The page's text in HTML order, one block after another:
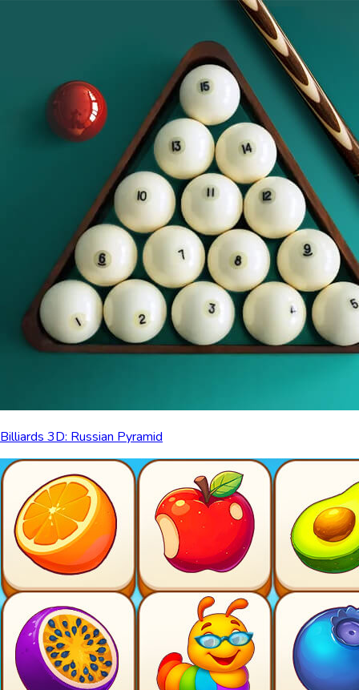
Billiards 3D: Russian Pyramid